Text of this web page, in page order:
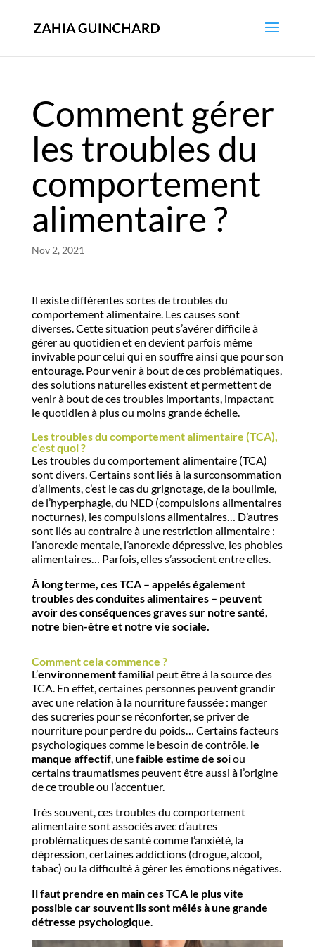
Comment gérer
les troubles du
comportement
alimentaire ?
Nov 2, 2021
Il existe différentes sortes de troubles du
comportement alimentaire. Les causes sont
diverses. Cette situation peut s’avérer difficile à
gérer au quotidien et en devient parfois même
invivable pour celui qui en souffre ainsi que pour son
entourage. Pour venir à bout de ces problématiques,
des solutions naturelles existent et permettent de
venir à bout de ces troubles importants, impactant
le quotidien à plus ou moins grande échelle.
Les troubles du comportement alimentaire (TCA),
c’est quoi ?
Les troubles du comportement alimentaire (TCA)
sont divers. Certains sont liés à la surconsommation
d’aliments, c’est le cas du grignotage, de la boulimie,
de l’hyperphagie, du NED (compulsions alimentaires
nocturnes), les compulsions alimentaires… D’autres
sont liés au contraire à une restriction alimentaire :
l’anorexie mentale, l’anorexie dépressive, les phobies
alimentaires… Parfois, elles s’associent entre elles.
À long terme, ces TCA – appelés également
troubles des conduites alimentaires – peuvent
avoir des conséquences graves sur notre santé,
notre bien-être et notre vie sociale.
Comment cela commence ?
L’environnement familial peut être à la source des
TCA. En effet, certaines personnes peuvent grandir
avec une relation à la nourriture faussée : manger
des sucreries pour se réconforter, se priver de
nourriture pour perdre du poids… Certains facteurs
psychologiques comme le besoin de contrôle,le
manque affectif, unefaible estime de soiou
certains traumatismes peuvent être aussi à l’origine
de ce trouble ou l’accentuer.
Très souvent, ces troubles du comportement
alimentaire sont associés avec d’autres
problématiques de santé comme l’anxiété, la
dépression, certaines addictions (drogue, alcool,
tabac) ou la difficulté à gérer les émotions négatives.
Il faut prendre en main ces TCA le plus vite
possible car souvent ils sont mêlés à une grande
détresse psychologique.